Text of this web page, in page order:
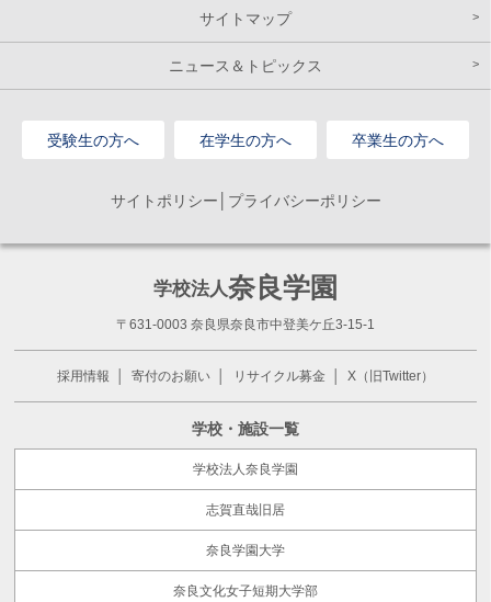
サイトマップ
ニュース＆トピックス
受験生の方へ 在学生の方へ 卒業生の方へ
サイトポリシー│プライバシーポリシー
学校法人奈良学園
〒631-0003 奈良県奈良市中登美ケ丘3-15-1
採用情報 寄付のお願い リサイクル募金 X（旧Twitter）
学校・施設一覧
学校法人奈良学園
志賀直哉旧居
奈良学園大学
奈良文化女子短期大学部